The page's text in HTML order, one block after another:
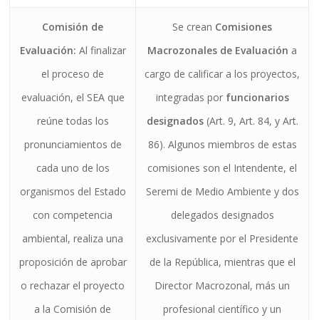
Comisión de
Evaluación: Al finalizar
el proceso de
evaluación, el SEA que
reúne todas los
pronunciamientos de
cada uno de los
organismos del Estado
con competencia
ambiental, realiza una
proposición de aprobar
o rechazar el proyecto
a la Comisión de
Se crean Comisiones
Macrozonales de Evaluación a
cargo de calificar a los proyectos,
integradas por funcionarios
designados(Art. 9, Art. 84, y Art.
86). Algunos miembros de estas
comisiones son el Intendente, el
Seremi de Medio Ambiente y dos
delegados designados
exclusivamente por el Presidente
de la República, mientras que el
Director Macrozonal, más un
profesional científico y un